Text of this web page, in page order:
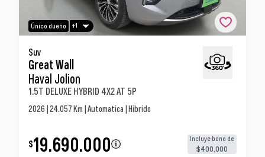
Único dueño +1
Great Wall Haval Jolion 1.5t Deluxe Hybrid 4x2 At
5p Suv
Suv
Great Wall
Haval Jolion
1.5T DELUXE HYBRID 4X2 AT 5P
2026 | 24.057 Km | Automatica | Hibrido
$19.690.000 Incluye bono de
$400.000